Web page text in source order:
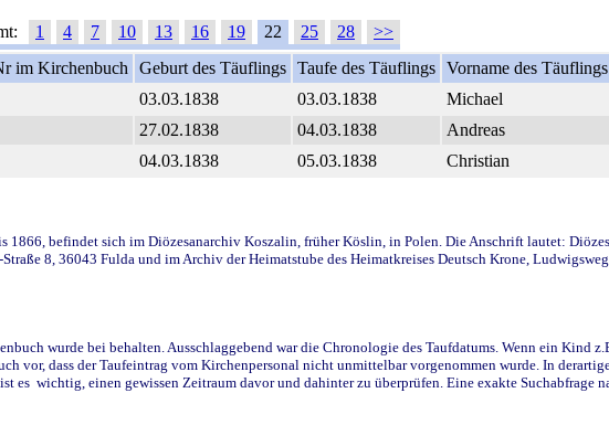
1 4 7 10 13 16 19 22 25 28
>>
im Kirchenbuch Geburt des Täuflings Taufe des Täuflings Vorname des Täuflings
03.03.1838 03.03.1838 Michael
27.02.1838 04.03.1838 Andreas
04.03.1838 05.03.1838 Christian
1866, befindet sich im Diözesanarchiv Koszalin, früher Köslin, in Polen. Die Anschrift lautet:
8, 36043 Fulda und im Archiv der Heimatstube des Heimatkreises Deutsch Krone,
wurde bei behalten. Ausschlaggebend war die Chronologie des Taufdatums. Wenn ein Kind
vor, dass der Taufeintrag vom Kirchenpersonal nicht unmittelbar vorgenommen wurde. In
es wichtig, einen gewissen Zeitraum davor und dahinter zu überprüfen. Eine exakte Suchabfrage